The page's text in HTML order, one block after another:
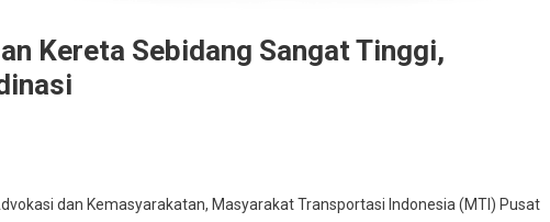
Kereta Sebidang Sangat Tinggi,
dan Kemasyarakatan, Masyarakat Transportasi Indonesia (MTI) Pusat